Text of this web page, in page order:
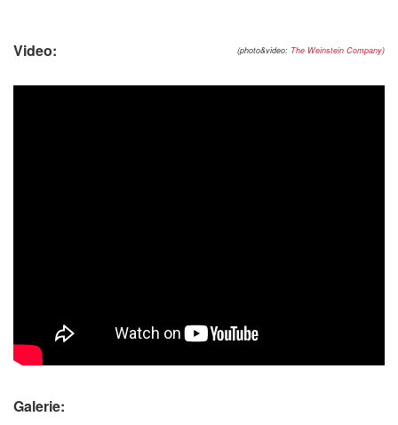
(photo&video: The Weinstein Company)
Video:
Galerie: